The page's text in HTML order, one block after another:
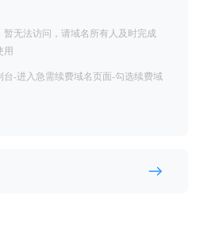
无法访问，请域名所有人及时完成
用
-进入急需续费域名页面-勾选续费域